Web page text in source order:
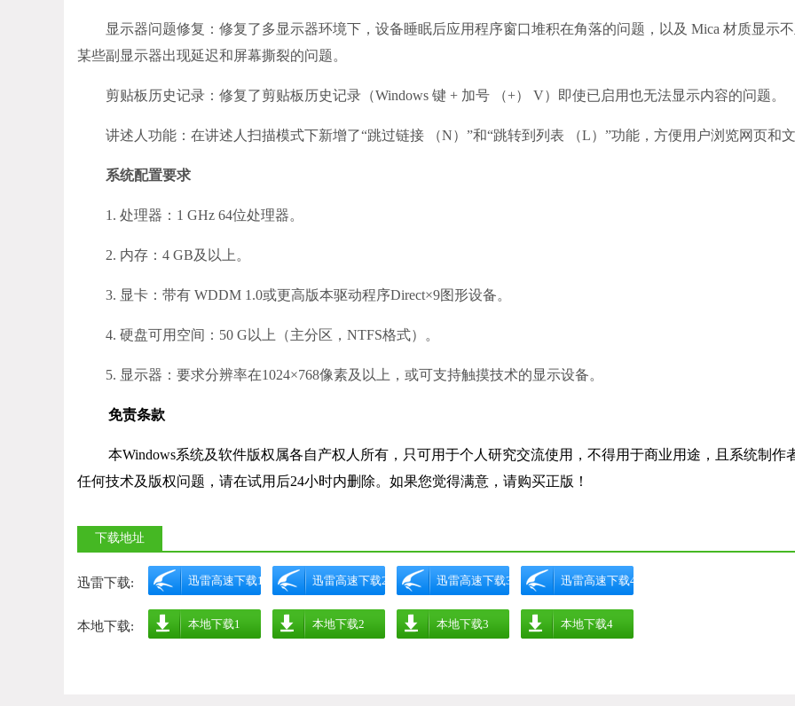
显示器问题修复：修复了多显示器环境下，设备睡眠后应用程序窗口堆积在角落的问题，以及 Mica 材质显示
某些副显示器出现延迟和屏幕撕裂的问题。
剪贴板历史记录：修复了剪贴板历史记录（Windows 键 + 加号 （+） V）即使已启用也无法显示内容的问题。
讲述人功能：在讲述人扫描模式下新增了“跳过链接 （N）”和“跳转到列表 （L）”功能，方便用户浏览网页和
系统配置要求
1. 处理器：1 GHz 64位处理器。
2. 内存：4 GB及以上。
3. 显卡：带有 WDDM 1.0或更高版本驱动程序Direct×9图形设备。
4. 硬盘可用空间：50 G以上（主分区，NTFS格式）。
5. 显示器：要求分辨率在1024×768像素及以上，或可支持触摸技术的显示设备。
免责条款
本Windows系统及软件版权属各自产权人所有，只可用于个人研究交流使用，不得用于商业用途，且系统制作
任何技术及版权问题，请在试用后24小时内删除。如果您觉得满意，请购买正版！
下载地址
迅雷下载: 迅雷高速下载1 迅雷高速下载2 迅雷高速下载3 迅雷高速下载4
本地下载: 本地下载1 本地下载2 本地下载3 本地下载4